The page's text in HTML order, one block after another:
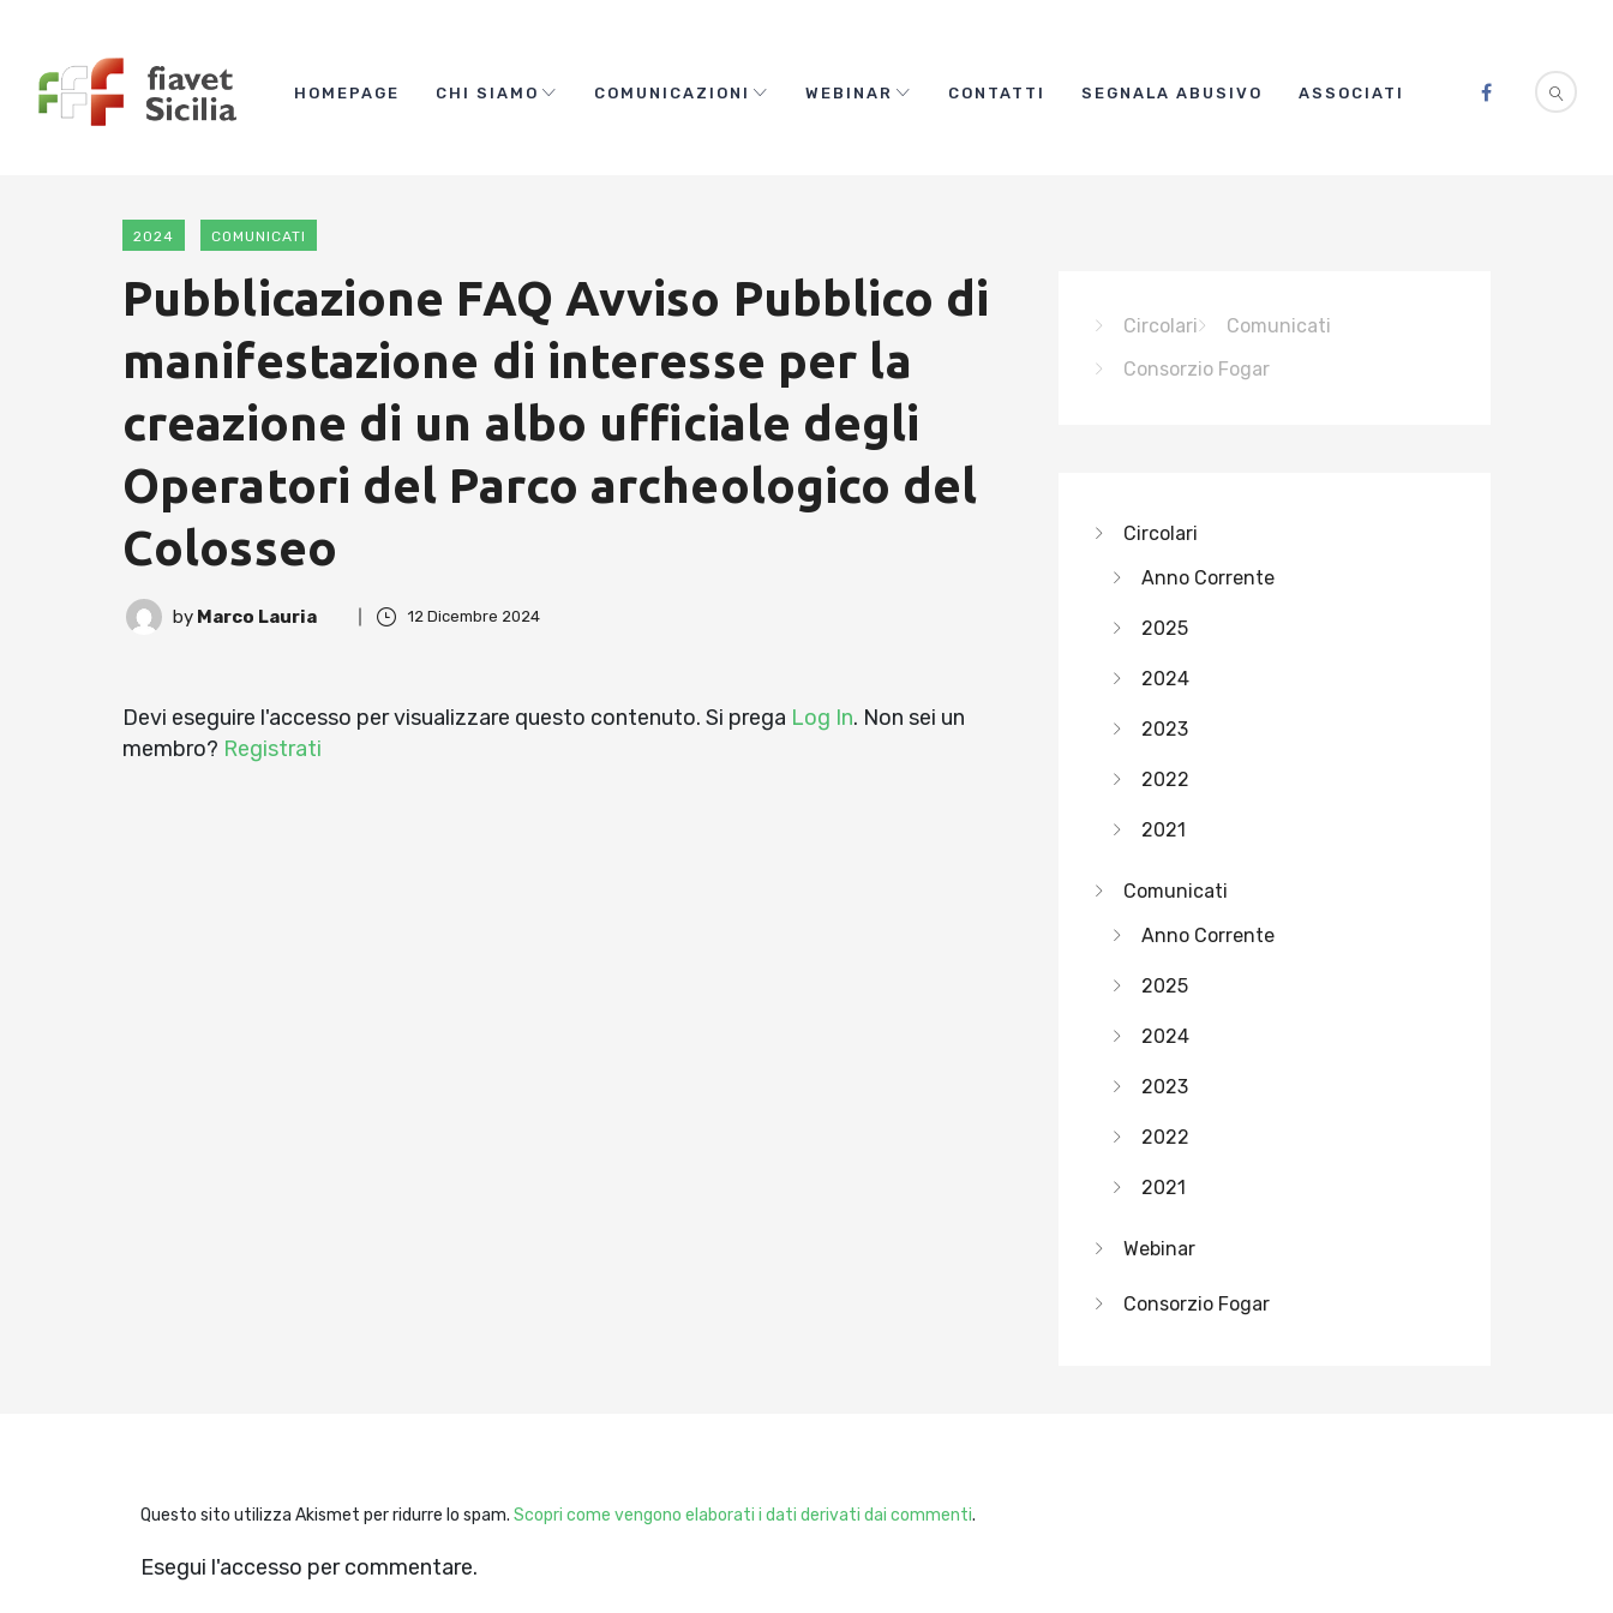
HOMEPAGE CHI SIAMO COMUNICAZIONI WEBINAR CONTATTI SEGNALA ABUSIVO ASSOCIATI
2024 COMUNICATI
Pubblicazione FAQ Avviso Pubblico di
manifestazione di interesse per la
creazione di un albo ufficiale degli
Operatori del Parco archeologico del
Colosseo
by Marco Lauria 12 Dicembre 2024
Devi eseguire l'accesso per visualizzare questo contenuto. Si prega Log In. Non sei un
membro? Registrati
Circolari
Comunicati
Consorzio Fogar
Circolari
Anno Corrente
2025
2024
2023
2022
2021
Comunicati
Anno Corrente
2025
2024
2023
2022
2021
Webinar
Consorzio Fogar
Esegui l'accesso per commentare.
Questo sito utilizza Akismet per ridurre lo spam. Scopri come vengono elaborati i dati derivati dai commenti.